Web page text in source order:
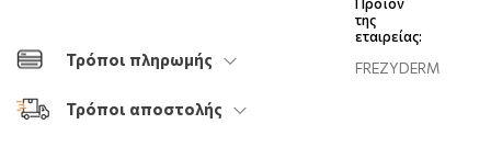
Τρόποι πληρωμής
Τρόποι αποστολής
της
εταιρείας:
FREZYDERM